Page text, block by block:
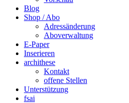
Blog
Shop / Abo
Adressänderung
Aboverwaltung
E-Paper
Inserieren
archithese
Kontakt
offene Stellen
Unterstützung
fsai